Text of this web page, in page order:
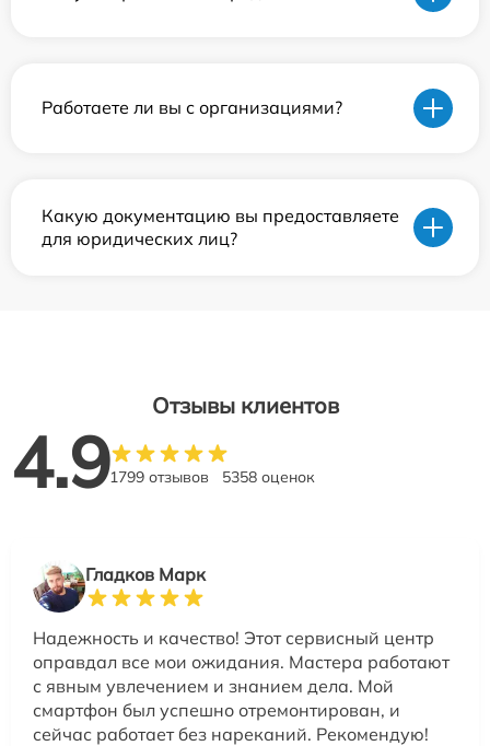
Работаете ли вы с организациями?
Какую документацию вы предоставляете
для юридических лиц?
Отзывы клиентов
4.91799 отзывов 5358 оценок
Гладков Марк
Надежность и качество! Этот сервисный центр
оправдал все мои ожидания. Мастера работают
с явным увлечением и знанием дела. Мой
смартфон был успешно отремонтирован, и
сейчас работает без нареканий. Рекомендую!